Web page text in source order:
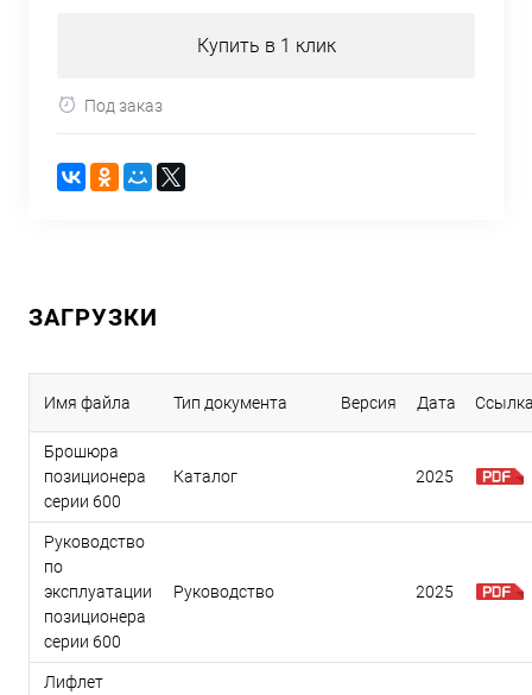
Купить в 1 клик
Под заказ
ЗАГРУЗКИ
Имя файла Тип документа Версия Дата
Брошюра
позиционера
серии 600
Каталог 2025
Руководство
по
эксплуатации
позиционера
серии 600
Руководство 2025
Лифлет